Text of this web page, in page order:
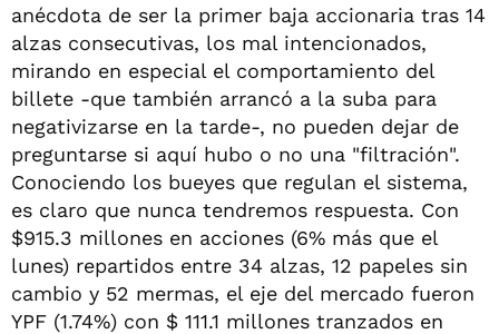
anécdota de ser la primer baja accionaria tras 14
alzas consecutivas, los mal intencionados,
mirando en especial el comportamiento del
billete -que también arrancó a la suba para
negativizarse en la tarde-, no pueden dejar de
preguntarse si aquí hubo o no una "filtración".
Conociendo los bueyes que regulan el sistema,
es claro que nunca tendremos respuesta. Con
$915.3 millones en acciones (6% más que el
lunes) repartidos entre 34 alzas, 12 papeles sin
cambio y 52 mermas, el eje del mercado fueron
YPF (1.74%) con $ 111.1 millones tranzados en